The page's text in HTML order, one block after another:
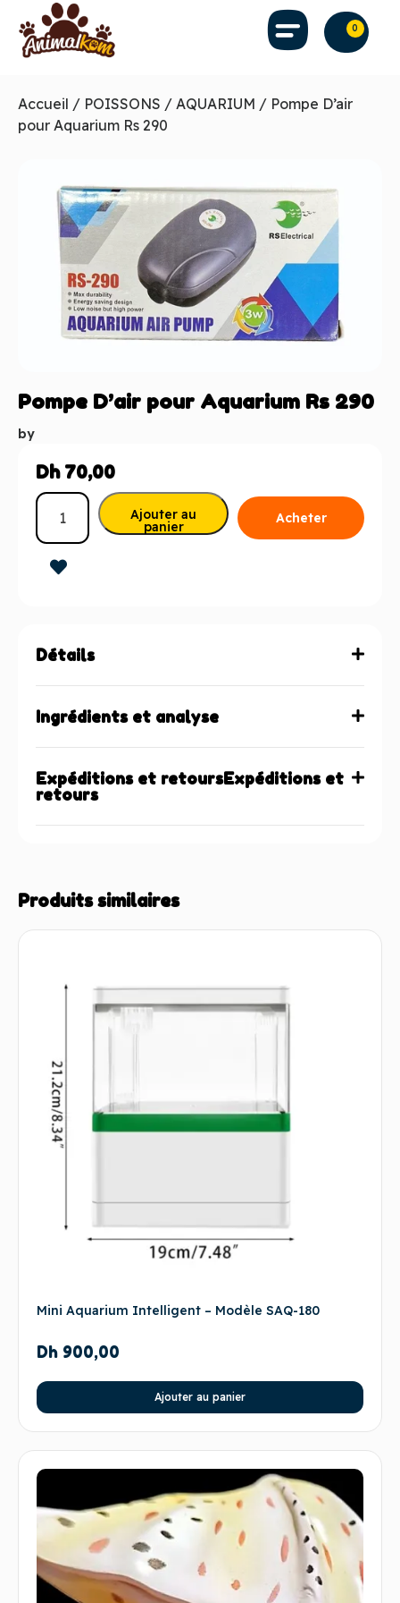
0
Accueil / POISSONS / AQUARIUM / Pompe D’air
pour Aquarium Rs 290
Pompe D’air pour Aquarium Rs 290
by
Dh70,00
Ajouter au
panier
Acheter
Détails
Ingrédients et analyse
Expéditions et retoursExpéditions et
retours
Produits similaires
Mini Aquarium Intelligent – Modèle SAQ-180
Dh 900,00
Ajouter au panier